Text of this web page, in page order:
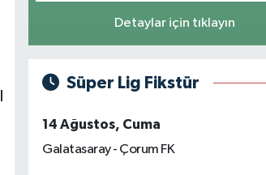
Detaylar için tıklayın
Süper Lig Fikstür
14 Ağustos, Cuma
Galatasaray - Çorum FK